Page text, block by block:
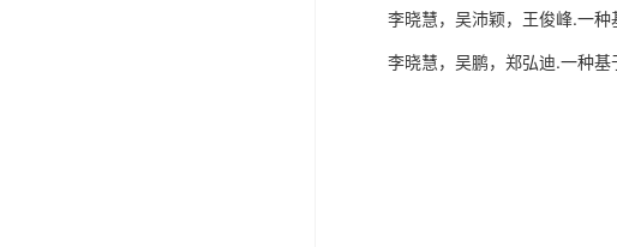
李晓慧，吴沛颖，王俊峰.一
李晓慧，吴鹏，郑弘迪.一种